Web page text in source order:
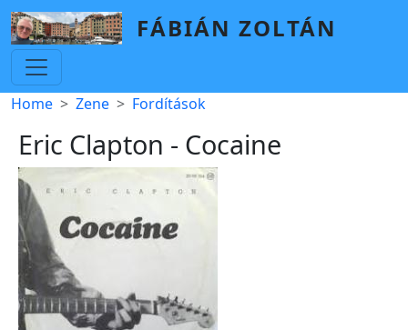
Skip to main content
FÁBIÁN ZOLTÁN
Breadcrumb
Home Zene Fordítások
Eric Clapton - Cocaine